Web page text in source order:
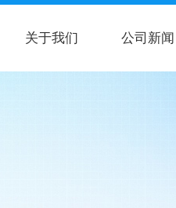
关于我们 公司新闻